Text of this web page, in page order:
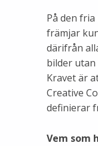
På den
främjar
därifrån
bilder utan
Kravet är
Creative
definierar
Vem som